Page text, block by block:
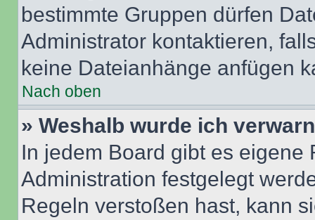
bestimmte Gruppen dürfen
Administrator kontaktieren,
keine Dateianhänge anfügen
Nach oben
» Weshalb wurde ich
In jedem Board gibt es
Administration festgelegt
Regeln verstoßen hast, kann